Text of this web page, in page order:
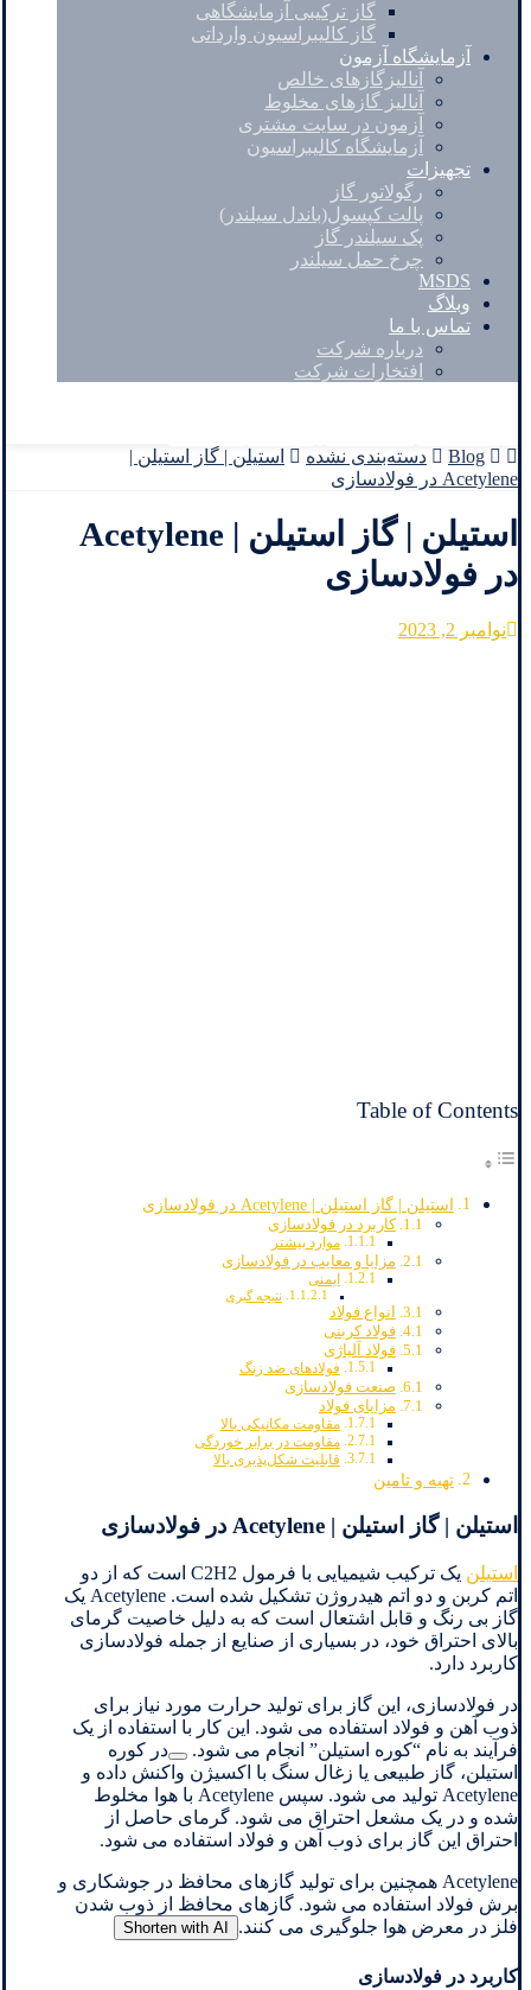
گاز ترکیبی آزمایشگاهی
گاز کالیبراسیون وارداتی
آزمایشگاه آزمون
آنالیزگازهای خالص
آنالیز گازهای مخلوط
آزمون در سایت مشتری
آزمایشگاه کالیبراسیون
تجهیزات
رگولاتور گاز
پالت کپسول(باندل سیلندر)
پک سیلندر گاز
چرخ حمل سیلندر
MSDS
وبلاگ
تماس با ما
درباره شرکت
افتخارات شرکت
Blog
دسته‌بندی نشده
استیلن | گاز استیلن |
Acetylene در فولادسازی
استیلن | گاز استیلن | Acetylene
در فولادسازی
نوامبر 2, 2023
Table of Contents
استیلن | گاز استیلن | Acetylene در فولادسازی
کاربرد در فولادسازی
موارد بیشتر
مزایا و معایب در فولادسازی
ایمنی
نتیجه گیری
انواع فولاد
فولاد کربنی
فولاد آلیاژی
فولادهای ضد زنگ
صنعت فولادسازی
مزایای فولاد
مقاومت مکانیکی بالا
مقاومت در برابر خوردگی
قابلیت شکل‌پذیری بالا
تهیه و تامین
استیلن | گاز استیلن | Acetylene در فولادسازی
استیلن
یک ترکیب شیمیایی با فرمول C2H2 است که از دو
اتم کربن و دو اتم هیدروژن تشکیل شده است. Acetylene یک
گاز بی رنگ و قابل اشتعال است که به دلیل خاصیت گرمای
بالای احتراق خود، در بسیاری از صنایع از جمله فولادسازی
کاربرد دارد.
در فولادسازی، این گاز برای تولید حرارت مورد نیاز برای
ذوب آهن و فولاد استفاده می شود. این کار با استفاده از یک
فرآیند به نام “کوره استیلن” انجام می شود.
در کوره
استیلن، گاز طبیعی یا زغال سنگ با اکسیژن واکنش داده و
Acetylene تولید می شود. سپس Acetylene با هوا مخلوط
شده و در یک مشعل احتراق می شود. گرمای حاصل از
احتراق این گاز برای ذوب آهن و فولاد استفاده می شود.
Acetylene همچنین برای تولید گازهای محافظ در جوشکاری و
برش فولاد استفاده می شود. گازهای محافظ از ذوب شدن
فلز در معرض هوا جلوگیری می کنند.
Shorten with AI
کاربرد در فولادسازی